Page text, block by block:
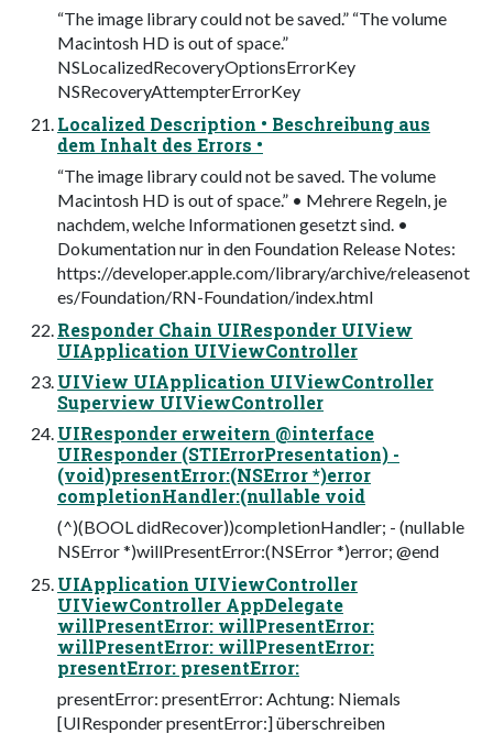
“The image library could not be saved.” “The volume
Macintosh HD is out of space.”
NSLocalizedRecoveryOptionsErrorKey
NSRecoveryAttempterErrorKey
Localized Description • Beschreibung aus
dem Inhalt des Errors •
“The image library could not be saved. The volume
Macintosh HD is out of space.” • Mehrere Regeln, je
nachdem, welche Informationen gesetzt sind. •
Dokumentation nur in den Foundation Release Notes:
https://developer.apple.com/library/archive/releasenot
es/Foundation/RN-Foundation/index.html
Responder Chain UIResponder UIView
UIApplication UIViewController
UIView UIApplication UIViewController
Superview UIViewController
UIResponder erweitern @interface
UIResponder (STIErrorPresentation) -
(void)presentError:(NSError *)error
completionHandler:(nullable void
(^)(BOOL didRecover))completionHandler; - (nullable
NSError *)willPresentError:(NSError *)error; @end
UIApplication UIViewController
UIViewController AppDelegate
willPresentError: willPresentError:
willPresentError: willPresentError:
presentError: presentError:
presentError: presentError: Achtung: Niemals
[UIResponder presentError:] überschreiben